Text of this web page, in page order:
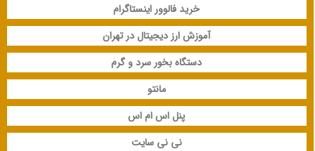
خرید فالوور اینستاگرام
آموزش ارز دیجیتال در تهران
دستگاه بخور سرد و گرم
مانتو
پنل اس ام اس
نی نی سایت